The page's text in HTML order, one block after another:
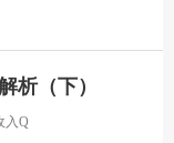
析（下）
入Q